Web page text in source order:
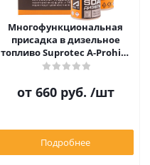
Многофункциональная
присадка в дизельное
топливо Suprotec A-Prohim
SDA
от 660 руб. /шт
Подробнее